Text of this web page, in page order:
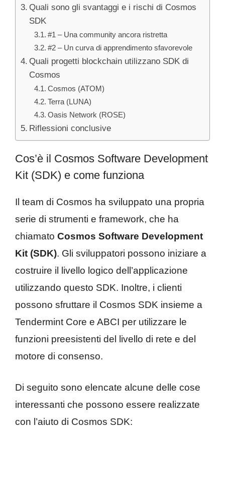
Quali sono gli svantaggi e i rischi di Cosmos
SDK
#1 – Una community ancora ristretta
#2 – Un curva di apprendimento sfavorevole
Quali progetti blockchain utilizzano SDK di
Cosmos
Cosmos (ATOM)
Terra (LUNA)
Oasis Network (ROSE)
Riflessioni conclusive
Cos’è il Cosmos Software Development
Kit (SDK) e come funziona
Il team di Cosmos ha sviluppato una propria
serie di strumenti e framework, che ha
chiamato Cosmos Software Development
Kit (SDK). Gli sviluppatori possono iniziare a
costruire il livello logico dell’applicazione
utilizzando questo SDK. Inoltre, i clienti
possono sfruttare il Cosmos SDK insieme a
Tendermint Core e ABCI per utilizzare le
funzioni preesistenti del livello di rete e del
motore di consenso.
Di seguito sono elencate alcune delle cose
interessanti che possono essere realizzate
con l’aiuto di Cosmos SDK: